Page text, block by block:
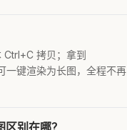
Ctrl+C 拷贝；拿到
一键渲染为长图，全程不再
别在哪？